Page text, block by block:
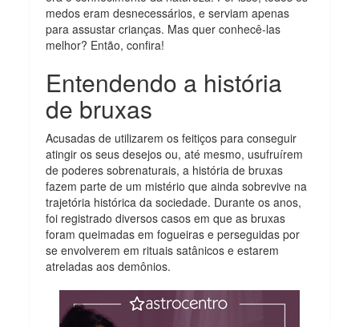
medos eram desnecessários, e serviam apenas
para assustar crianças. Mas quer conhecê-las
melhor? Então, confira!
Entendendo a história
de bruxas
Acusadas de utilizarem os feitiços para conseguir
atingir os seus desejos ou, até mesmo, usufruírem
de poderes sobrenaturais, a história de bruxas
fazem parte de um mistério que ainda sobrevive na
trajetória histórica da sociedade. Durante os anos,
foi registrado diversos casos em que as bruxas
foram queimadas em fogueiras e perseguidas por
se envolverem em rituais satânicos e estarem
atreladas aos demônios.